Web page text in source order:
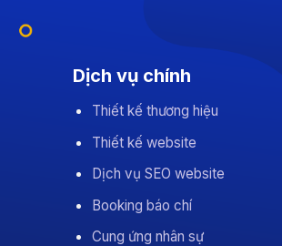
Dịch vụ chính
Thiết kế thương hiệu
Thiết kế website
Dịch vụ SEO website
Booking báo chí
Cung ứng nhân sự